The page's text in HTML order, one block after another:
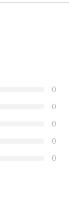
0
0
0
0
0